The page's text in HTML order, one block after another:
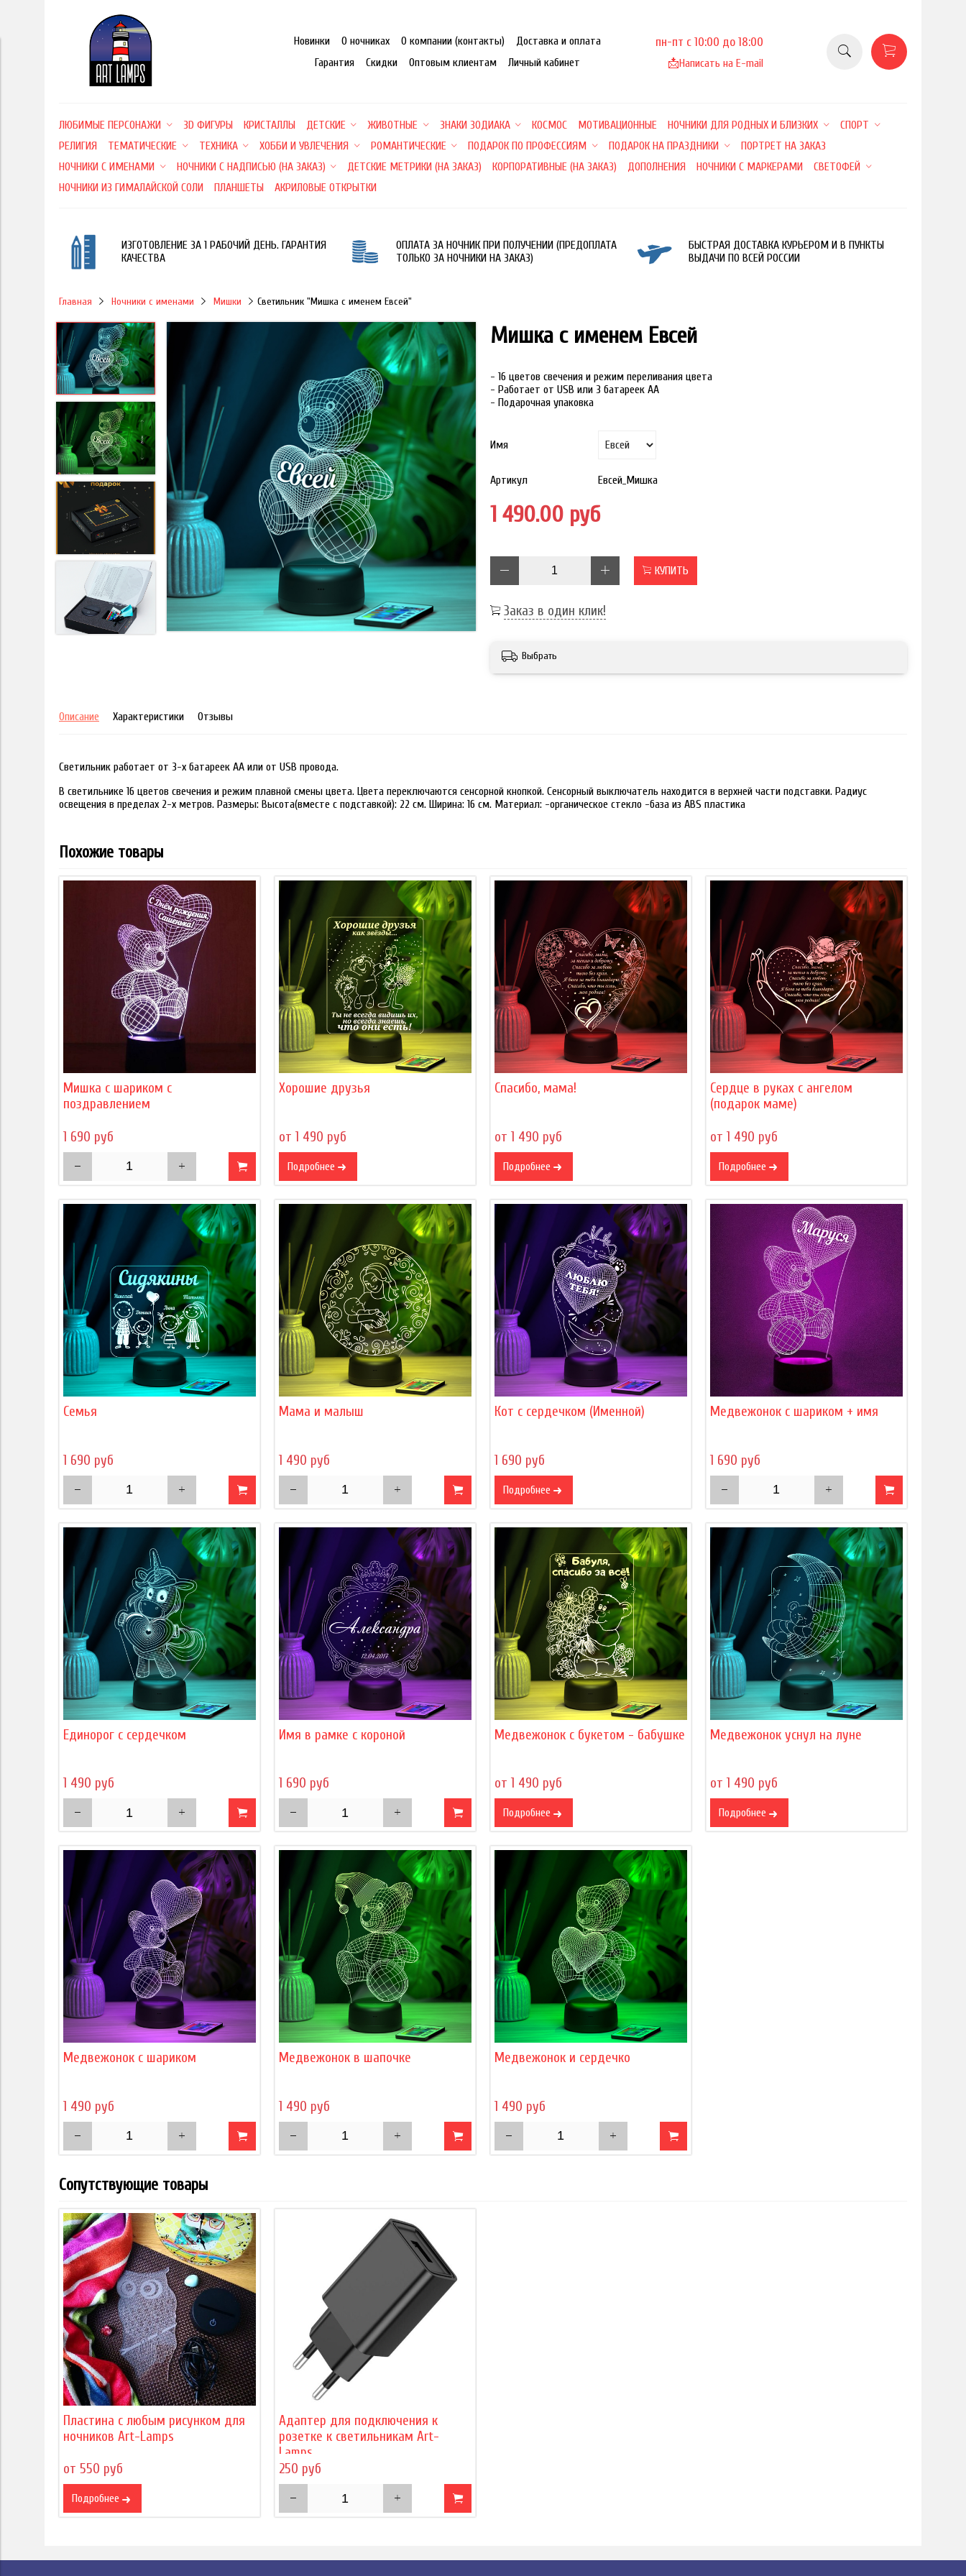
Новинки О ночниках О компании (контакты)
Доставка и оплата
Гарантия
Скидки Оптовым клиентам Личный кабинет
пн-пт с 10:00 до 18:00
📩Написать на E-mail
ЛЮБИМЫЕ ПЕРСОНАЖИ 3D ФИГУРЫ КРИСТАЛЛЫ ДЕТСКИЕ ЖИВОТНЫЕ ЗНАКИ ЗОДИАКА КОСМОС МОТИВАЦИОННЫЕ НОЧНИКИ ДЛЯ РОДНЫХ И БЛИЗКИХ
СПОРТ
РЕЛИГИЯ
ТЕМАТИЧЕСКИЕ ТЕХНИКА ХОББИ И УВЛЕЧЕНИЯ РОМАНТИЧЕСКИЕ ПОДАРОК ПО ПРОФЕССИЯМ ПОДАРОК НА ПРАЗДНИКИ
ПОРТРЕТ НА ЗАКАЗ
НОЧНИКИ С ИМЕНАМИ
НОЧНИКИ С НАДПИСЬЮ (НА ЗАКАЗ) ДЕТСКИЕ МЕТРИКИ (НА ЗАКАЗ) КОРПОРАТИВНЫЕ (НА ЗАКАЗ) ДОПОЛНЕНИЯ НОЧНИКИ С МАРКЕРАМИ
СВЕТОФЕЙ
НОЧНИКИ ИЗ ГИМАЛАЙСКОЙ СОЛИ
ПЛАНШЕТЫ АКРИЛОВЫЕ ОТКРЫТКИ
ИЗГОТОВЛЕНИЕ ЗА 1 РАБОЧИЙ ДЕНЬ. ГАРАНТИЯ
КАЧЕСТВА
ОПЛАТА ЗА НОЧНИК ПРИ ПОЛУЧЕНИИ (ПРЕДОПЛАТА
ТОЛЬКО ЗА НОЧНИКИ НА ЗАКАЗ)
БЫСТРАЯ ДОСТАВКА КУРЬЕРОМ И В ПУНКТЫ
ВЫДАЧИ ПО ВСЕЙ РОССИИ
Главная Ночники с именами Мишки Светильник "Мишка с именем Евсей"
Мишка с именем Евсей
- 16 цветов свечения и режим переливания цвета
- Работает от USB или 3 батареек АА
- Подарочная упаковка
Имя
Артикул Евсей_Мишка
1 490.00 руб
КУПИТЬ
Заказ в один клик!
Выбрать
Описание Характеристики Отзывы
Светильник работает от 3-х батареек АА или от USB провода.
В светильнике 16 цветов свечения и режим плавной смены цвета. Цвета переключаются сенсорной кнопкой. Сенсорный выключатель находится в верхней части подставки. Радиус
освещения в пределах 2-х метров. Размеры: Высота(вместе с подставкой): 22 см. Ширина: 16 см. Материал: -органическое стекло -база из ABS пластика
Похожие товары
Мишка с шариком с
поздравлением
1 690 руб
Хорошие друзья
от 1 490 руб
Подробнее
Спасибо, мама!
от 1 490 руб
Подробнее
Сердце в руках с ангелом
(подарок маме)
от 1 490 руб
Подробнее
Семья
1 690 руб
Мама и малыш
1 490 руб
Кот с сердечком (Именной)
1 690 руб
Подробнее
Медвежонок с шариком + имя
1 690 руб
Единорог с сердечком
1 490 руб
Имя в рамке с короной
1 690 руб
Медвежонок с букетом - бабушке
от 1 490 руб
Подробнее
Медвежонок уснул на луне
от 1 490 руб
Подробнее
Медвежонок с шариком
1 490 руб
Медвежонок в шапочке
1 490 руб
Медвежонок и сердечко
1 490 руб
Сопутствующие товары
Пластина с любым рисунком для
ночников Art-Lamps
от 550 руб
Подробнее
Адаптер для подключения к
розетке к светильникам Art-
Lamps
250 руб